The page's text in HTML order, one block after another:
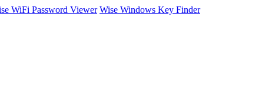
WiFi Password Viewer Wise Windows Key Finder